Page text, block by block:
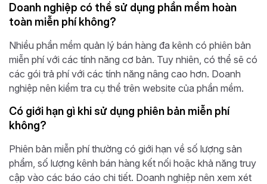
Doanh nghiệp có thể sử dụng phần mềm hoàn
toàn miễn phí không?
Nhiều phần mềm quản lý bán hàng đa kênh có phiên bản
miễn phí với các tính năng cơ bản. Tuy nhiên, có thể sẽ có
các gói trả phí với các tính năng nâng cao hơn. Doanh
nghiệp nên kiểm tra cụ thể trên website của phần mềm.
Có giới hạn gì khi sử dụng phiên bản miễn phí
không?
Phiên bản miễn phí thường có giới hạn về số lượng sản
phẩm, số lượng kênh bán hàng kết nối hoặc khả năng truy
cập vào các báo cáo chi tiết. Doanh nghiệp nên xem xét